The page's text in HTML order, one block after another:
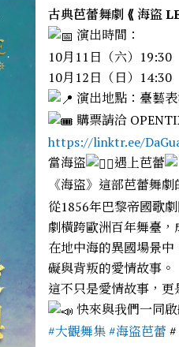
古典芭蕾舞劇 ⟪ 海盜
演出時間：
10月11日（六）19:30
10月12日（日）14:30
演出地點：臺藝
購票請洽
https://linktr.ee/
當海盜
遇上芭蕾
《海盜》這部芭蕾舞
從1856年巴黎帝國歌
劇橫跨歐洲百年舞臺，
在地中海的異國場景
礙與背叛的愛情故事。
這不只是愛情故事，
快來與我們一同啟
#大觀舞集#海盜芭蕾#